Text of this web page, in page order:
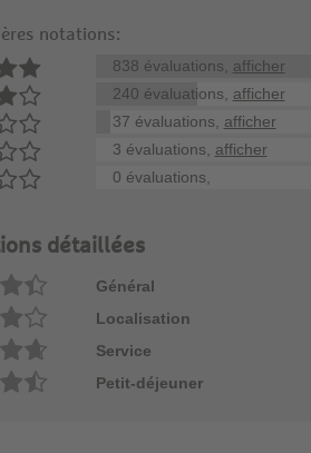
notations:
838 évaluations, afficher
240 évaluations, afficher
37 évaluations, afficher
3 évaluations, afficher
0 évaluations,
détaillées
Général
Localisation
Service
Petit-déjeuner